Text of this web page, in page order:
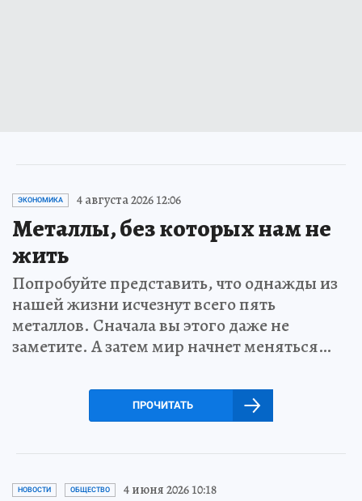
ЭКОНОМИКА 4 августа 2026 12:06
Металлы, без которых нам не
жить
Попробуйте представить, что однажды из
нашей жизни исчезнут всего пять
металлов. Сначала вы этого даже не
заметите. А затем мир начнет меняться…
ПРОЧИТАТЬ
НОВОСТИ ОБЩЕСТВО 4 июня 2026 10:18